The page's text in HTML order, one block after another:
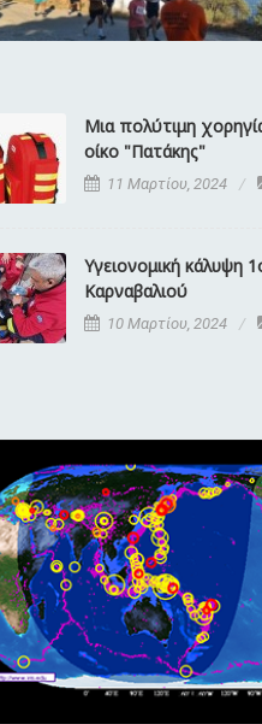
Μια πολύτιμη
οίκο "Πατάκης"
11 Μαρτίου, 2024
Υγειονομική κάλυψη
Καρναβαλιού
10 Μαρτίου, 2024